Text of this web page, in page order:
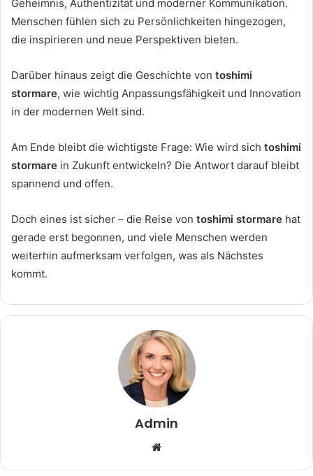
Geheimnis, Authentizität und moderner Kommunikation.
Menschen fühlen sich zu Persönlichkeiten hingezogen,
die inspirieren und neue Perspektiven bieten.
Darüber hinaus zeigt die Geschichte von toshimi
stormare, wie wichtig Anpassungsfähigkeit und Innovation
in der modernen Welt sind.
Am Ende bleibt die wichtigste Frage: Wie wird sich toshimi
stormare in Zukunft entwickeln? Die Antwort darauf bleibt
spannend und offen.
Doch eines ist sicher – die Reise von toshimi stormare hat
gerade erst begonnen, und viele Menschen werden
weiterhin aufmerksam verfolgen, was als Nächstes
kommt.
Admin